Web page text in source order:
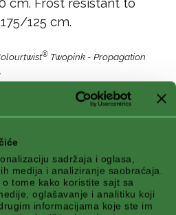
sadržaja i oglasa,
medija i analiziranje saobraćaja.
tome kako koristite sajt sa
oglašavanje i analitiku koji
informacijama koje ste im
cm. Frost resistant to
125 cm.
® Twopink - Propagation